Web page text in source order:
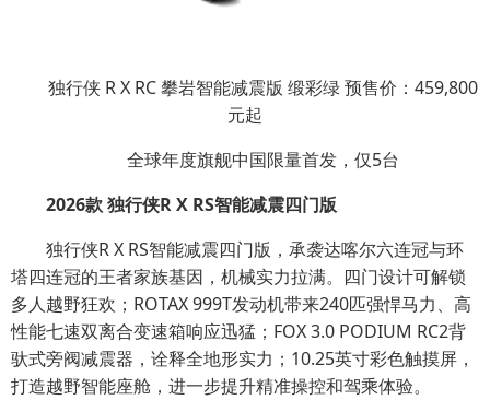
独行侠 R X RC 攀岩智能减震版 缎彩绿 预售价：459,800
元起
全球年度旗舰中国限量首发，仅5台
2026款 独行侠R X RS智能减震四门版
独行侠R X RS智能减震四门版，承袭达喀尔六连冠与环
塔四连冠的王者家族基因，机械实力拉满。四门设计可解锁
多人越野狂欢；ROTAX 999T发动机带来240匹强悍马力、高
性能七速双离合变速箱响应迅猛；FOX 3.0 PODIUM RC2背
驮式旁阀减震器，诠释全地形实力；10.25英寸彩色触摸屏，
打造越野智能座舱，进一步提升精准操控和驾乘体验。